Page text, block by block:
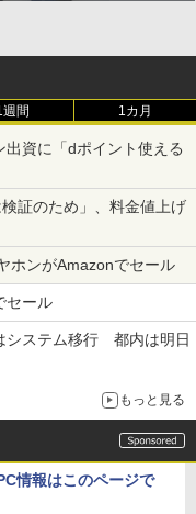
週間 1カ月
資に「dポイント使える
証のため」、料金値上げ
ホンがAmazonでセール
セール
システム移行 都内は明日
もっと見る
情報はこのページで